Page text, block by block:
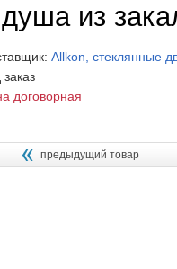
из
Allkon, стеклянные
заказ
договорная
предыдущий товар